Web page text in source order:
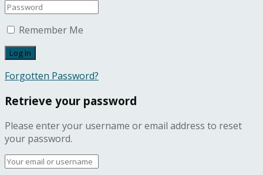
Remember Me
Forgotten Password?
Retrieve your password
Please enter your username or email address to reset
your password.